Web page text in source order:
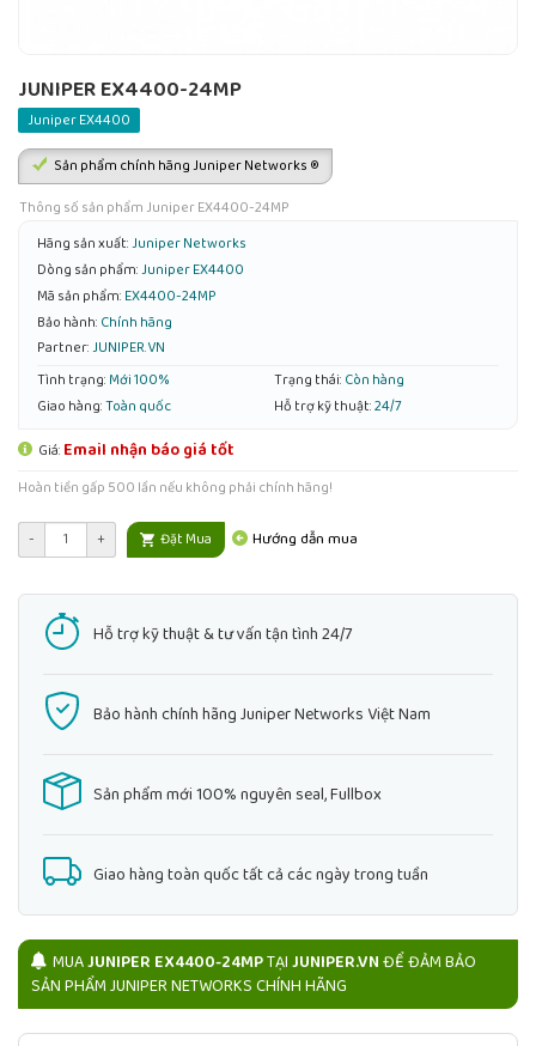
JUNIPER EX4400-24MP
Juniper EX4400
Sản phẩm chính hãng Juniper Networks ®
Thông số sản phẩm Juniper EX4400-24MP
Hãng sản xuất:Juniper Networks
Dòng sản phẩm:Juniper EX4400
Mã sản phẩm: EX4400-24MP
Bảo hành: Chính hãng
Partner:JUNIPER.VN
Tình trạng: Mới 100% Trạng thái: Còn hàng
Giao hàng:Toàn quốc Hỗ trợ kỹ thuật:24/7
Giá: Email nhận báo giá tốt
Hoàn tiền gấp 500 lần nếu không phải chính hãng!
- + Đặt Mua Hướng dẫn mua
Hỗ trợ kỹ thuật & tư vấn tận tình 24/7
Bảo hành chính hãng Juniper Networks Việt Nam
Sản phẩm mới 100% nguyên seal, Fullbox
Giao hàng toàn quốc tất cả các ngày trong tuần
MUAJUNIPER EX4400-24MPTẠIJUNIPER.VNĐỂ ĐẢM BẢO
SẢN PHẨM JUNIPER NETWORKS CHÍNH HÃNG